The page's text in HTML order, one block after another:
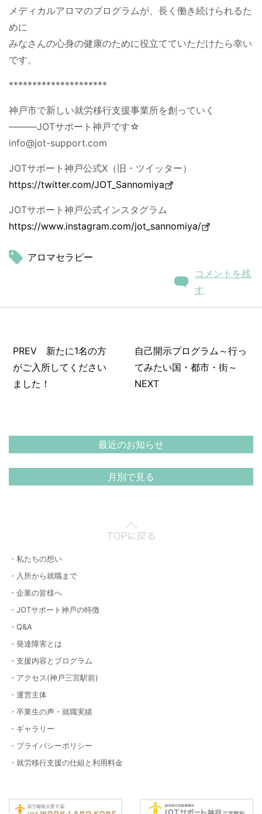
最近のお知らせ
月別で見る
メディカルアロマのプログラムが、長く働き続けられるた
めに
みなさんの心身の健康のために役立てていただけたら幸い
です。
*********************
神戸市で新しい就労移行支援事業所を創っていく
―――JOTサポート神戸です☆
info@jot-support.com
JOTサポート神戸公式X（旧・ツイッター）
https://twitter.com/JOT_Sannomiya
JOTサポート神戸公式インスタグラム
https://www.instagram.com/jot_sannomiya/
アロマセラピー
コメントを残
す
PREV 新たに1名の方
がご入所してください
ました！
自己開示プログラム～行っ
てみたい国・都市・街～
NEXT
・私たちの想い
・入所から就職まで
・企業の皆様へ
・JOTサポート神戸の特徴
・Q&A
・発達障害とは
・支援内容とプログラム
・アクセス(神戸三宮駅前)
・運営主体
・卒業生の声・就職実績
・ギャラリー
・プライバシーポリシー
・就労移行支援の仕組と利用料金